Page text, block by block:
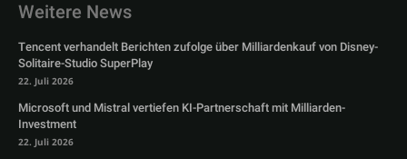
Weitere News
Tencent verhandelt Berichten zufolge über Milliardenkauf von Disney-
Solitaire-Studio SuperPlay
22. Juli 2026
Microsoft und Mistral vertiefen KI-Partnerschaft mit Milliarden-
Investment
22. Juli 2026